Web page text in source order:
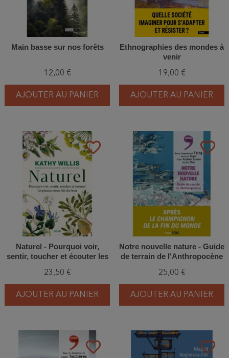
Main basse sur nos forêts
12,00 €
AJOUTER AU PANIER
Ethnographies des mondes à
venir
19,00 €
AJOUTER AU PANIER
favorite_border
Naturel - Pourquoi voir,
sentir, toucher et écouter les
23,50 €
AJOUTER AU PANIER
favorite_border
Notre nouvelle nature - Guide
de terrain de l'Anthropocène
25,00 €
AJOUTER AU PANIER
favorite_border favorite_border